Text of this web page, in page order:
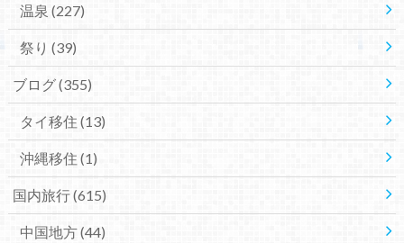
温泉 (227)
祭り (39)
ブログ(355)
タイ移住 (13)
沖縄移住 (1)
国内旅行(615)
中国地方(44)